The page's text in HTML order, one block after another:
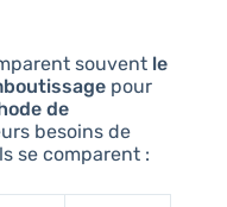
souvent le
pour
de
besoins de
se comparent :